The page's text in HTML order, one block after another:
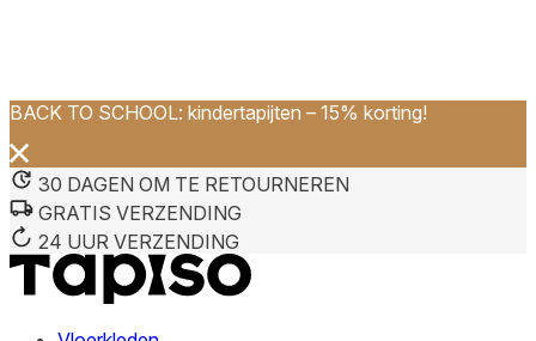
BACK TO SCHOOL: kindertapijten – 15% korting!
30 DAGEN OM TE RETOURNEREN
GRATIS VERZENDING
24 UUR VERZENDING
We gebruiken cookies om inhoud en advertenties te
diensten.
Noodzakelijk
Noodzakelijke cookies zijn essentieel voor de